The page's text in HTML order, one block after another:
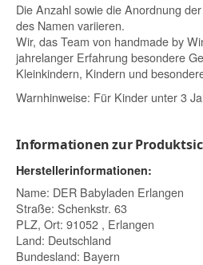
Die Anzahl sowie die Anordnung
des Namen variieren.
Wir, das Team von handmade by
jahrelanger Erfahrung besondere
Kleinkindern, Kindern und
Warnhinweise: Für Kinder unter 3
Informationen zur
Herstellerinformationen:
Name: DER Babyladen Erlangen
Straße: Schenkstr. 63
PLZ, Ort: 91052 , Erlangen
Land: Deutschland
Bundesland: Bayern